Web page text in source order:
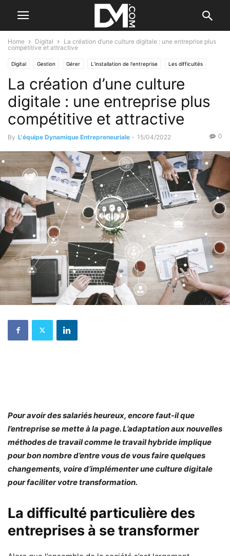
Home Digital
La création d’une culture digitale : une entreprise plus
compétitive et attractive
Digital Gestion Gérer L’installation de l'entreprise Les difficultés
La création d’une culture
digitale : une entreprise plus
compétitive et attractive
By L'équipe Dynamique Entrepreneuriale - 15/04/2022 0
Pour avoir des salariés heureux, encore faut-il que
l’entreprise se mette à la page. L’adaptation aux nouvelles
méthodes de travail comme le travail hybride implique
pour bon nombre d’entre vous de vous faire quelques
changements, voire d’implémenter une culture digitale
pour faciliter votre transformation.
La difficulté particulière des
entreprises à se transformer